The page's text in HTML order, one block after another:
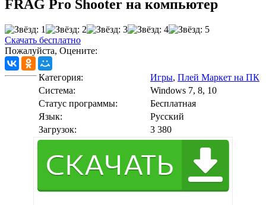
FRAG Pro Shooter на компьютер
Скачать бесплатно
Пожалуйста, Оцените:
Категория: Игры, Плей Маркет на ПК
Cистема:
Windows 7, 8, 10
Статус программы:
Бесплатная
Язык:
Русский
Загрузок:
3 380